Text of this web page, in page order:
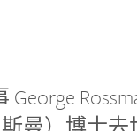
George